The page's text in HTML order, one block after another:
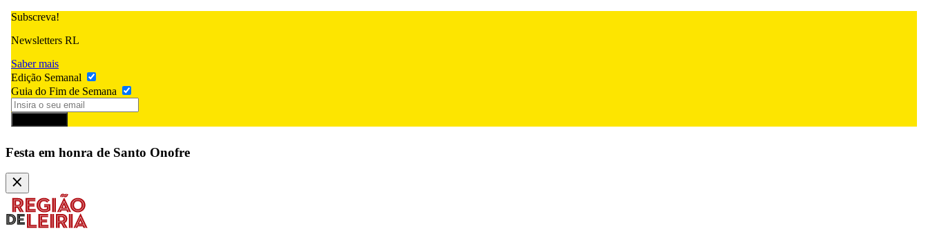
Subscreva!
Newsletters RL
Saber mais
Edição Semanal
Guia do Fim de Semana
Festa em honra de Santo Onofre